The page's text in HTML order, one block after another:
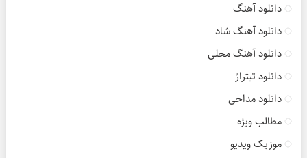
دانلود آهنگ
دانلود آهنگ شاد
دانلود آهنگ محلی
دانلود تیتراژ
دانلود مداحی
مطالب ویژه
موزیک ویدیو